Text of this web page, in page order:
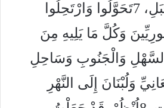
قُعُودٌ فِي هذَا الْجَبَلِ، 7تَحَوَّلُوا وَارْتَحِلُوا
وَكُلَّ مَا يَلِيهِ مِنَ
وَالْجَنُوبِ وَسَاحِلِ
وَلُبْنَانَ إِلَى النَّهْرِ